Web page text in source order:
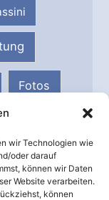
wir Technologien wie
oder darauf
können wir Daten
Website verarbeiten.
können
Fotos